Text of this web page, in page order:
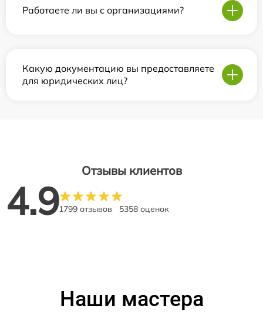
Работаете ли вы с организациями?
Какую документацию вы предоставляете
для юридических лиц?
Отзывы клиентов
4.91799 отзывов 5358 оценок
Наши мастера